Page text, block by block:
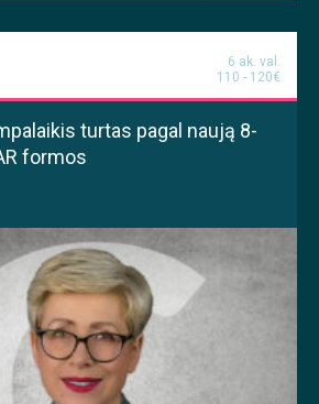
6 ak. val.
110 - 120€
turtas pagal naują 8-
formos